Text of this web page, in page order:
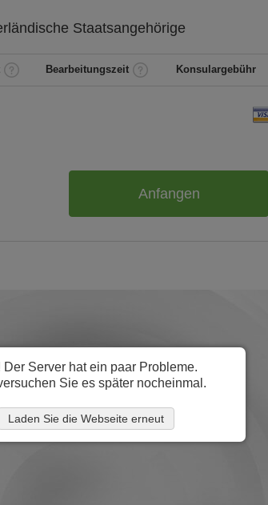
Staatsangehörige
Bearbeitungszeit Konsulargebühr
Anfangen
Der Server hat ein paar Probleme.
Sie es später nocheinmal.
Laden Sie die Webseite erneut